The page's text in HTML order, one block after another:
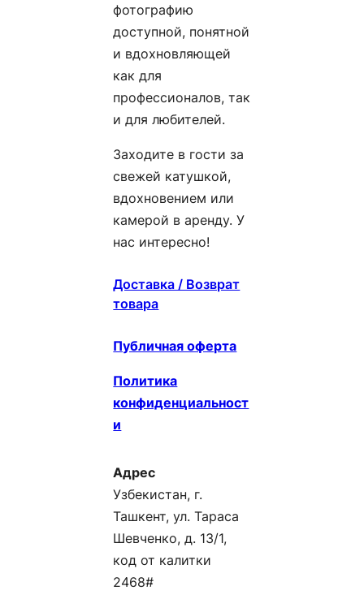
фотографию
доступной, понятной
и вдохновляющей
как для
профессионалов, так
и для любителей.
Заходите в гости за
свежей катушкой,
вдохновением или
камерой в аренду. У
нас интересно!
Доставка / Возврат
товара
Публичная оферта
Политика
конфиденциальност
и
Адрес
Узбекистан, г.
Ташкент, ул. Тараса
Шевченко, д. 13/1,
код от калитки
2468#